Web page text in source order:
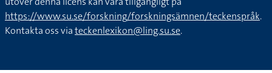
https://www.su.se/forskning/forskningsämnen/teckenspråk.
Kontakta oss viateckenlexikon@ling.su.se.